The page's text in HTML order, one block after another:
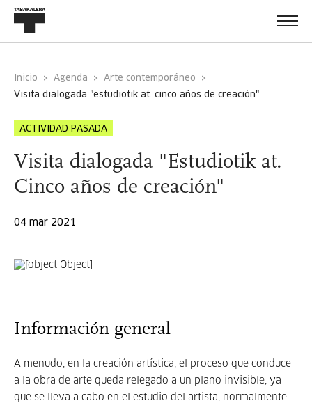
Inicio Agenda
Arte contemporáneo
visita dialogada "estudiotik at. cinco años de creación"
ACTIVIDAD PASADA
Visita dialogada "Estudiotik at.
Cinco años de creación"
04 mar 2021
Información general
A menudo, en la creación artística, el proceso que conduce
a la obra de arte queda relegado a un plano invisible, ya
que se lleva a cabo en el estudio del artista, normalmente